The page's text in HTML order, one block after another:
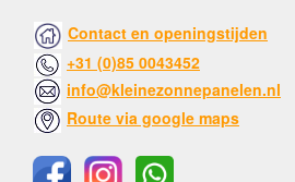
Contact en openingstijden
+31 (0)85 0043452
info@kleinezonnepanelen.nl
Route via google maps